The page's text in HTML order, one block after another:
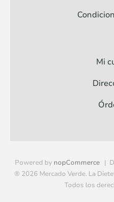
Mi
Powered by nopCommerce
® 2026 Mercado Verde. La
Todos los